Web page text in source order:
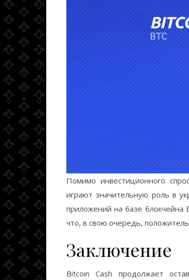
Помимо инвестиционного
играют значительную роль в
приложений на базе блокчейна
что, в свою очередь,
Заключение
Bitcoin Cash продолжает